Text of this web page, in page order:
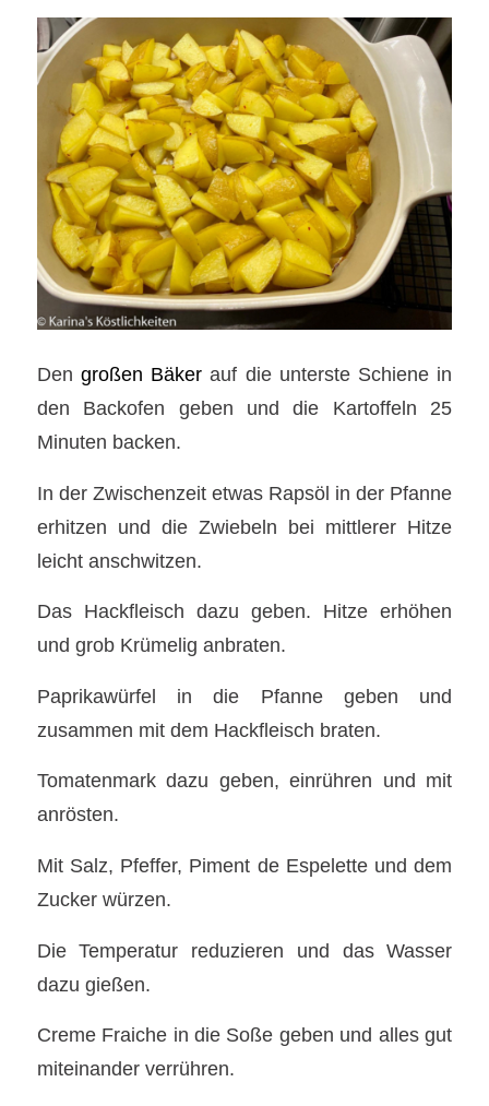
Den großen Bäker auf die unterste Schiene in
den Backofen geben und die Kartoffeln 25
Minuten backen.
In der Zwischenzeit etwas Rapsöl in der Pfanne
erhitzen und die Zwiebeln bei mittlerer Hitze
leicht anschwitzen.
Das Hackfleisch dazu geben. Hitze erhöhen
und grob Krümelig anbraten.
Paprikawürfel in die Pfanne geben und
zusammen mit dem Hackfleisch braten.
Tomatenmark dazu geben, einrühren und mit
anrösten.
Mit Salz, Pfeffer, Piment de Espelette und dem
Zucker würzen.
Die Temperatur reduzieren und das Wasser
dazu gießen.
Creme Fraiche in die Soße geben und alles gut
miteinander verrühren.